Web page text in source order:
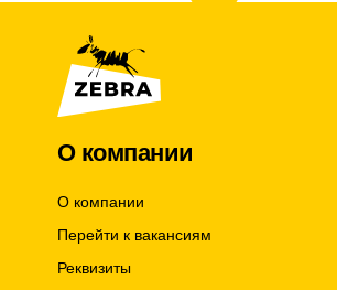
О компании
О компании
Перейти к вакансиям
Реквизиты